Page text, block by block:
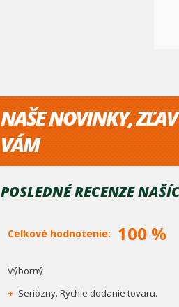
NAŠE NOVINKY,
VÁM
POSLEDNÉ RECENZE
Celkové hodnotenie: 100 %
Výborný
+ Seriózny. Rýchle dodanie tovaru.